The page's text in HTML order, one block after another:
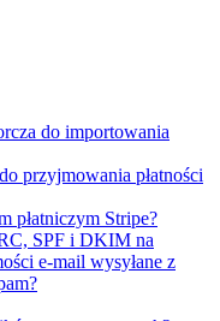
do importowania
przyjmowania płatności
płatniczym Stripe?
SPF i DKIM na
e-mail wysyłane z